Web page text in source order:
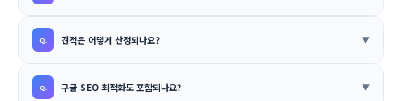
견적은 어떻게 산정되나요?
구글 SEO 최적화도 포함되나요?